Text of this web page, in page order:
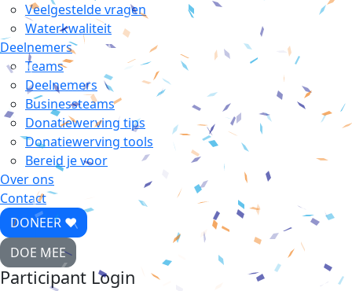
Veelgestelde vragen
Waterkwaliteit
Deelnemers
Teams
Deelnemers
Businessteams
Donatiewerving tips
Donatiewerving tools
Bereid je voor
Over ons
Contact
DONEER ♥
DOE MEE
Participant Login